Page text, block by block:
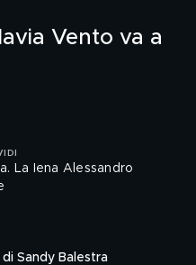
Vento va a
La Iena Alessandro
di Sandy Balestra